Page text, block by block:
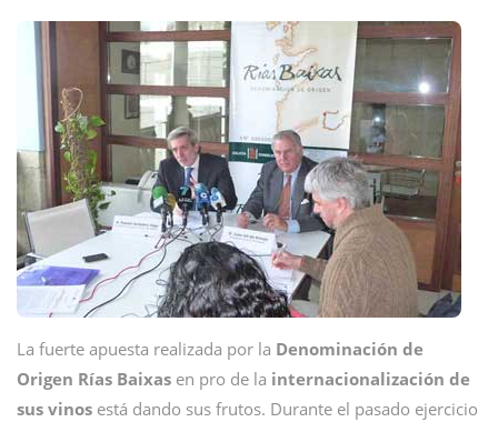
La fuerte apuesta realizada por la Denominación de
Origen Rías Baixas en pro de la internacionalización de
sus vinos está dando sus frutos. Durante el pasado ejercicio